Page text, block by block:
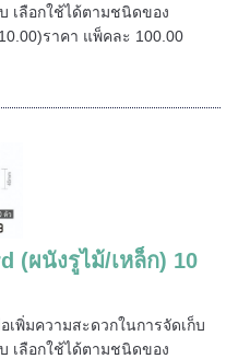
เลือกใช้ได้ตามชนิดของ
ราคา แพ็คละ 100.00
(ผนังรูไม้/เหล็ก) 10
พิ่มความสะดวกในการจัดเก็บ
เลือกใช้ได้ตามชนิดของ